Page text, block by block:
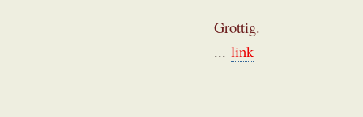
Grottig.
... link